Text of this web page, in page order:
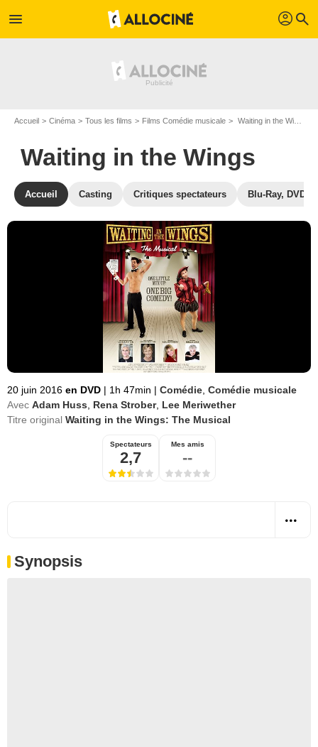
menu profil search
Accueil Cinéma Tous les films Films Comédie musicale Waiting in the Wings
Waiting in the Wings
Accueil Casting Critiques spectateurs Blu-Ray, DVD
20 juin 2016 en DVD | 1h 47min | Comédie Comédie musicale
Avec Adam Huss Rena Strober, Lee Meriwether
Titre original Waiting in the Wings: The Musical
Spectateurs
2,7
Mes amis
--
Synopsis